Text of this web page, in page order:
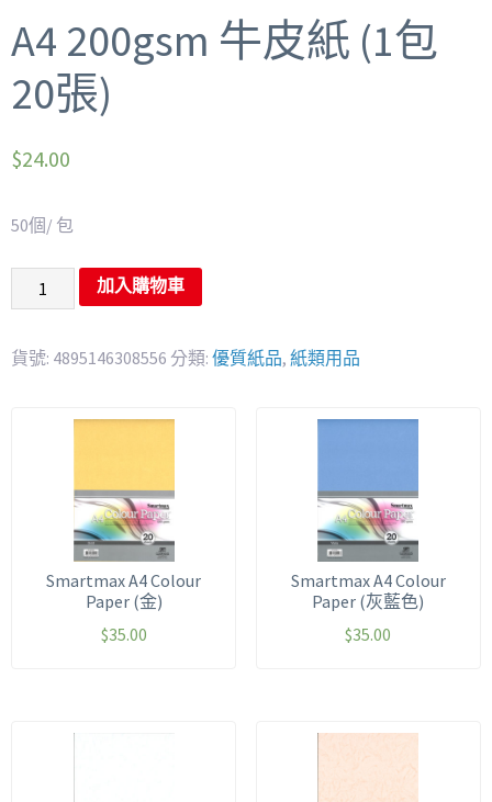
A4 200gsm 牛皮紙 (1包
20張)
$24.00
50個/ 包
加入購物車
貨號: 4895146308556 分類: 優質紙品, 紙類用品
Smartmax A4 Colour
Paper (金)
$35.00
Smartmax A4 Colour
Paper (灰藍色)
$35.00